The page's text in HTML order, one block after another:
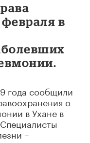
в
года сообщили
о
в Ухане в
–